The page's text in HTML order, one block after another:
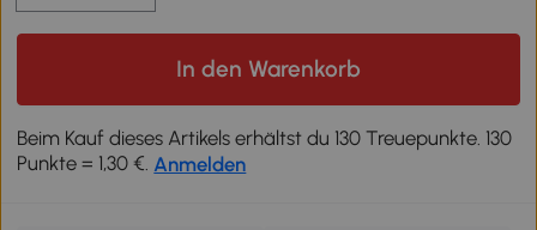
In den Warenkorb
Beim Kauf dieses Artikels erhältst du 130 Treuepunkte. 130
Punkte = 1,30 €. Anmelden